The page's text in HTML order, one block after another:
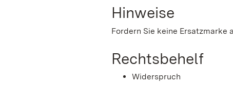
Hinweise
Fordern Sie keine Ersatzmarke
Rechtsbehelf
Widerspruch